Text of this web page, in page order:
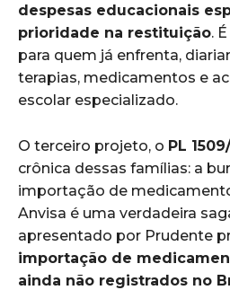
despesas educacionais
prioridade na restituição.
para quem já enfrenta,
terapias, medicamentos e
escolar especializado.
O terceiro projeto, o PL
crônica dessas famílias: a
importação de
Anvisa é uma verdadeira
apresentado por Prudente
importação de
ainda não registrados no